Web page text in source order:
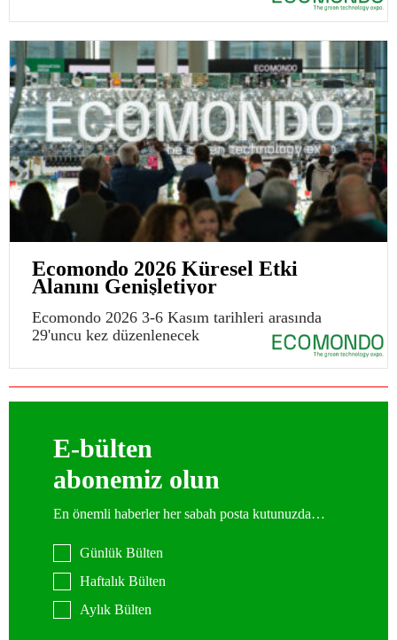
Ecomondo 2026 Küresel Etki
Alanını Genişletiyor
Ecomondo 2026 3-6 Kasım tarihleri arasında
29'uncu kez düzenlenecek
E-bülten
abonemiz olun
En önemli haberler her sabah posta kutunuzda…
Günlük Bülten
Haftalık Bülten
Aylık Bülten